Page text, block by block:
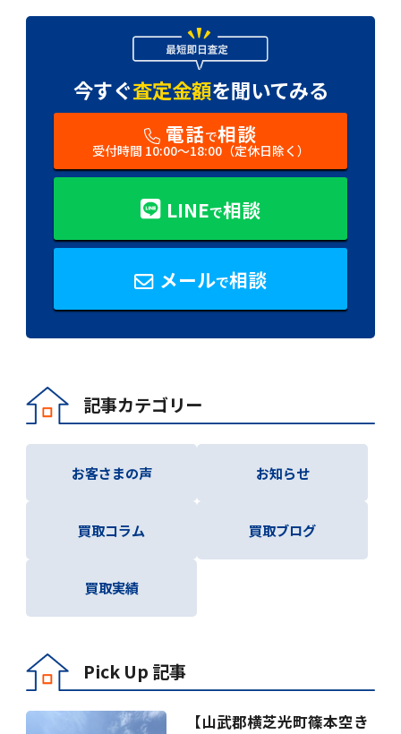
今すぐ査定金額を聞いてみる
電話で相談
受付時間 10:00〜18:00（定休日除く）
LINEで相談
メールで相談
記事カテゴリー
お客さまの声 お知らせ
買取コラム 買取ブログ
買取実績
Pick Up 記事
【山武郡横芝光町篠本空き